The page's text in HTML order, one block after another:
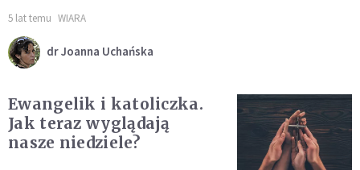
5 lat temu WIARA
dr Joanna Uchańska
Ewangelik i katoliczka.
Jak teraz wyglądają
nasze niedziele?